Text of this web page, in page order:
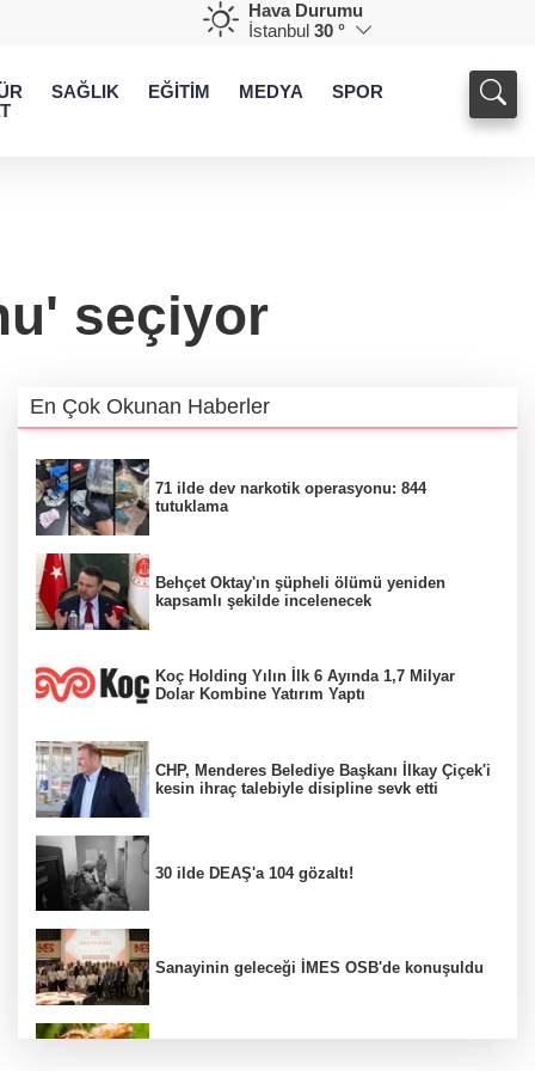
Hava Durumu
İstanbul 30 °
SAĞLIK EĞİTİM MEDYA SPOR
seçiyor
En Çok Okunan Haberler
71 ilde dev narkotik operasyonu: 844
tutuklama
Behçet Oktay'ın şüpheli ölümü yeniden
kapsamlı şekilde incelenecek
Koç Holding Yılın İlk 6 Ayında 1,7 Milyar
Dolar Kombine Yatırım Yaptı
CHP, Menderes Belediye Başkanı İlkay Çiçek'i
kesin ihraç talebiyle disipline sevk etti
30 ilde DEAŞ'a 104 gözaltı!
Sanayinin geleceği İMES OSB'de konuşuldu